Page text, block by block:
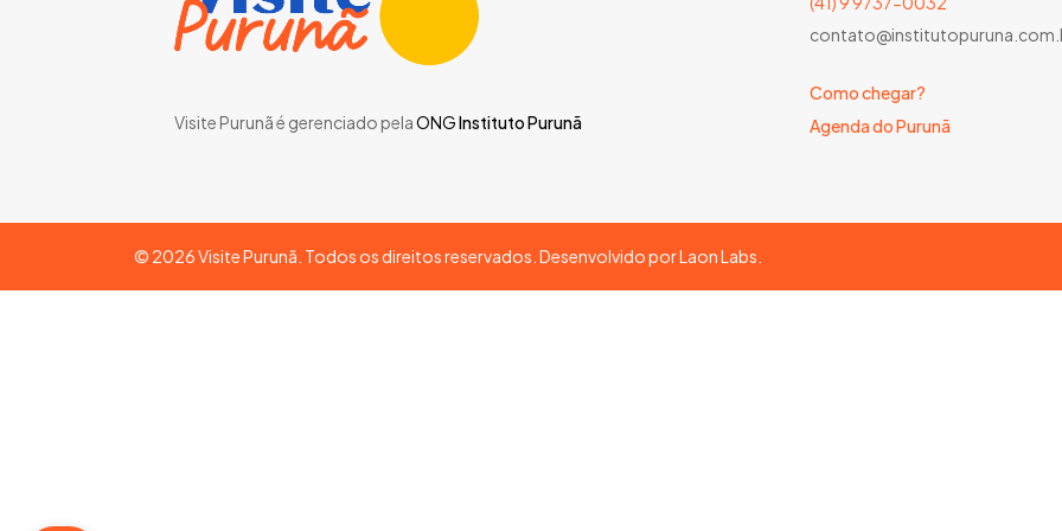
Visite Purunã é gerenciado pelaONGInstituto Purunã
Como chegar?
Agenda do Purunã
© 2026Visite Purunã. Todos os direitos reservados. Desenvolvido porLaon Labs